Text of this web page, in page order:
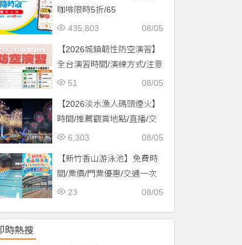
咖啡限時5折/65
折/CITYCAFE菜單一起看！
08/05
435,803
【2026城鎮韌性防空演習】
全台演習時間/演練方式/注意
事項一次看！
08/05
51
【2026淡水漁人碼頭煙火】
時間/推薦觀賞地點/直播/交
通資訊一次看！
08/05
6,303
【新竹香山游泳池】免費時
間/票價/門票優惠/交通一次
看！
08/05
23
時熱搜